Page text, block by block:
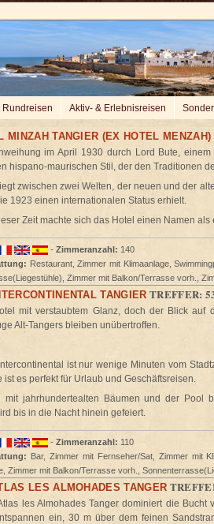
Rundreisen Aktiv- & Erlebnisreisen
MINZAH TANGIER (EX HOTEL MENZAH)
im April 1930 durch Lord Bute,
hispano-maurischen Stil, der den Traditionen
zwischen zwei Welten, der neuen und der
1923 einen internationalen Status erhielt.
Zeit machte sich das Hotel einen Namen
- Zimmeranzahl: 140
Restaurant, Zimmer mit Klimaanlage,
Zimmer mit Balkon/Terrasse vorh.,
TANGIER TREFFER:
mit verstaubtem Glanz, doch der Blick auf
Alt-Tangers bleiben unübertroffen.
ist nur wenige Minuten vom
ist es perfekt für Urlaub und Geschäftsreisen.
mit jahrhundertealten Bäumen und der
bis in die Nacht hinein gefeiert.
- Zimmeranzahl: 110
Bar, Zimmer mit Fernseher/Sat, Zimmer mit
Zimmer mit Balkon/Terrasse vorh.,
LES ALMOHADES TANGER
les Almohades Tanger dominiert die
ein, 30 m über dem feinen